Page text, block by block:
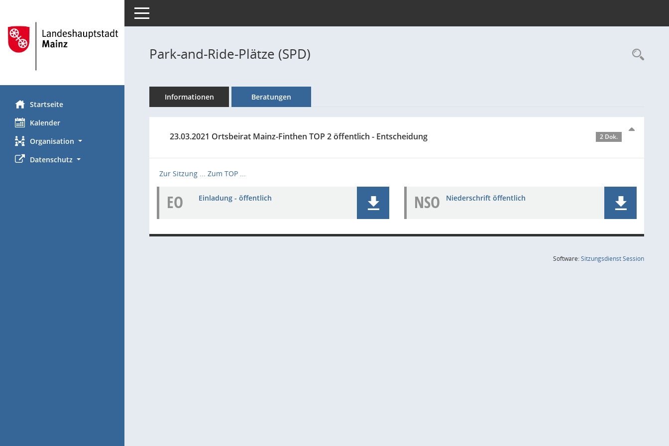
Startseite
Kalender
Organisation
Datenschutz
Toggle navigation
Park-and-Ride-Plätze (SPD)
Informationen Beratungen
23.03.2021 Ortsbeirat Mainz-Finthen TOP 2 öffentlich - Entscheidung 2 Dok.
Zur Sitzung ... Zum TOP ...
EO Einladung - öffentlich NSO Niederschrift öffentlich
Software:SitzungsdienstSession(Wird in